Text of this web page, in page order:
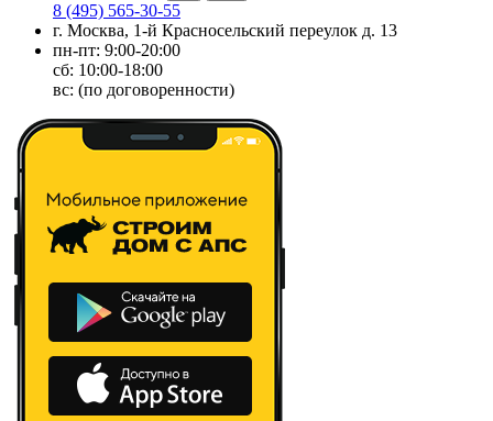
8 (495) 565-30-55
г. Москва, 1-й Красносельский переулок д. 13
пн-пт: 9:00-20:00
сб: 10:00-18:00
вс: (по договоренности)